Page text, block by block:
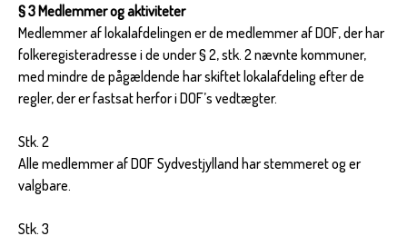
§ 3 Medlemmer og aktiviteter
Medlemmer af lokalafdelingen er de medlemmer af DOF, der har
folkeregisteradresse i de under § 2, stk. 2 nævnte kommuner,
med mindre de pågældende har skiftet lokalafdeling efter de
regler, der er fastsat herfor i DOF’s vedtægter.
Stk. 2
Alle medlemmer af DOF Sydvestjylland har stemmeret og er
valgbare.
Stk. 3